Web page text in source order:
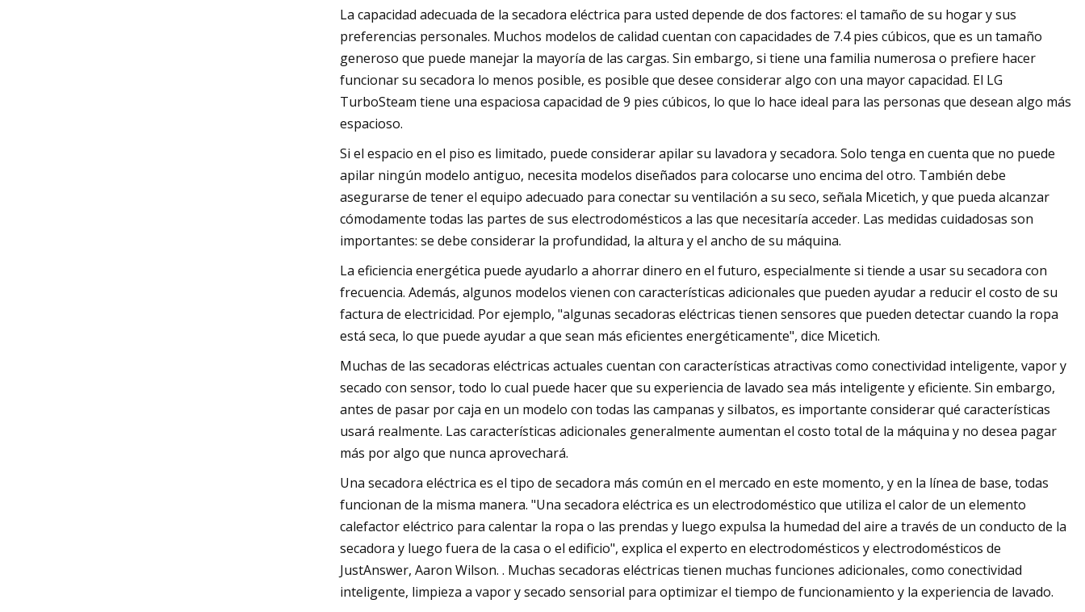
La capacidad adecuada de la secadora eléctrica para usted depende de dos factores: el tamaño de su hogar y sus
preferencias personales. Muchos modelos de calidad cuentan con capacidades de 7.4 pies cúbicos, que es un tamaño
generoso que puede manejar la mayoría de las cargas. Sin embargo, si tiene una familia numerosa o prefiere hacer
funcionar su secadora lo menos posible, es posible que desee considerar algo con una mayor capacidad. El LG
TurboSteam tiene una espaciosa capacidad de 9 pies cúbicos, lo que lo hace ideal para las personas que desean algo más
espacioso.
Si el espacio en el piso es limitado, puede considerar apilar su lavadora y secadora. Solo tenga en cuenta que no puede
apilar ningún modelo antiguo, necesita modelos diseñados para colocarse uno encima del otro. También debe
asegurarse de tener el equipo adecuado para conectar su ventilación a su seco, señala Micetich, y que pueda alcanzar
cómodamente todas las partes de sus electrodomésticos a las que necesitaría acceder. Las medidas cuidadosas son
importantes: se debe considerar la profundidad, la altura y el ancho de su máquina.
La eficiencia energética puede ayudarlo a ahorrar dinero en el futuro, especialmente si tiende a usar su secadora con
frecuencia. Además, algunos modelos vienen con características adicionales que pueden ayudar a reducir el costo de su
factura de electricidad. Por ejemplo, "algunas secadoras eléctricas tienen sensores que pueden detectar cuando la ropa
está seca, lo que puede ayudar a que sean más eficientes energéticamente", dice Micetich.
Muchas de las secadoras eléctricas actuales cuentan con características atractivas como conectividad inteligente, vapor y
secado con sensor, todo lo cual puede hacer que su experiencia de lavado sea más inteligente y eficiente. Sin embargo,
antes de pasar por caja en un modelo con todas las campanas y silbatos, es importante considerar qué características
usará realmente. Las características adicionales generalmente aumentan el costo total de la máquina y no desea pagar
más por algo que nunca aprovechará.
Una secadora eléctrica es el tipo de secadora más común en el mercado en este momento, y en la línea de base, todas
funcionan de la misma manera. "Una secadora eléctrica es un electrodoméstico que utiliza el calor de un elemento
calefactor eléctrico para calentar la ropa o las prendas y luego expulsa la humedad del aire a través de un conducto de la
secadora y luego fuera de la casa o el edificio", explica el experto en electrodomésticos y electrodomésticos de
JustAnswer, Aaron Wilson. . Muchas secadoras eléctricas tienen muchas funciones adicionales, como conectividad
inteligente, limpieza a vapor y secado sensorial para optimizar el tiempo de funcionamiento y la experiencia de lavado.